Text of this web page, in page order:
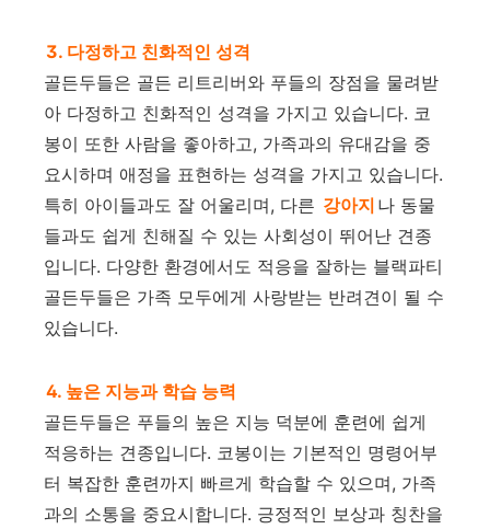
3. 다정하고 친화적인 성격
골든두들은 골든 리트리버와 푸들의 장점을 물려받
아 다정하고 친화적인 성격을 가지고 있습니다. 코
봉이 또한 사람을 좋아하고, 가족과의 유대감을 중
요시하며 애정을 표현하는 성격을 가지고 있습니다.
특히 아이들과도 잘 어울리며, 다른 강아지 나 동물
들과도 쉽게 친해질 수 있는 사회성이 뛰어난 견종
입니다. 다양한 환경에서도 적응을 잘하는 블랙파티
골든두들은 가족 모두에게 사랑받는 반려견이 될 수
있습니다.
4. 높은 지능과 학습 능력
골든두들은 푸들의 높은 지능 덕분에 훈련에 쉽게
적응하는 견종입니다. 코봉이는 기본적인 명령어부
터 복잡한 훈련까지 빠르게 학습할 수 있으며, 가족
과의 소통을 중요시합니다. 긍정적인 보상과 칭찬을